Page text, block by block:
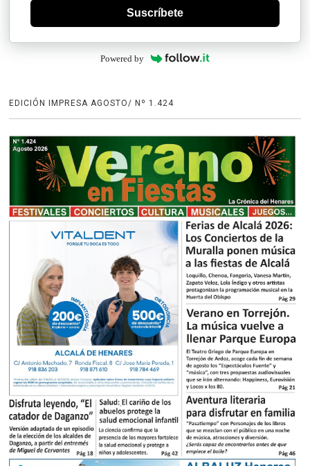
Suscríbete
Powered by
EDICIÓN IMPRESA AGOSTO/ Nº 1.424